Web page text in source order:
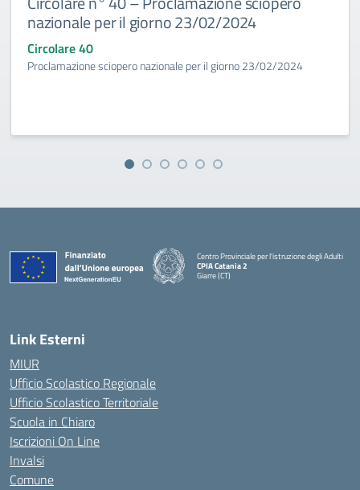
nazionale per il giorno 23/02/2024
Circolare 40
Proclamazione sciopero nazionale per il giorno 23/02/2024
Centro Provinciale per l'istruzione degli Adulti
CPIA Catania 2
Giarre (CT)
Link Esterni
MIUR
Ufficio Scolastico Regionale
Ufficio Scolastico Territoriale
Scuola in Chiaro
Iscrizioni On Line
Invalsi
Comune